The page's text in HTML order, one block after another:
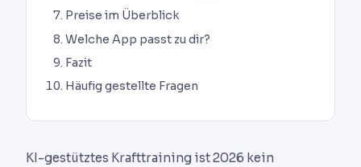
Preise im Überblick
Welche App passt zu dir?
Fazit
Häufig gestellte Fragen
KI-gestütztes Krafttraining ist 2026 kein